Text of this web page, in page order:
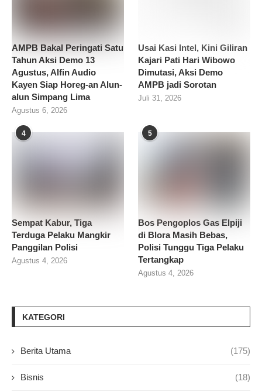
AMPB Bakal Peringati Satu
Tahun Aksi Demo 13
Agustus, Alfin Audio
Kayen Siap Horeg-an Alun-
alun Simpang Lima
Agustus 6, 2026
Usai Kasi Intel, Kini Giliran
Kajari Pati Hari Wibowo
Dimutasi, Aksi Demo
AMPB jadi Sorotan
Juli 31, 2026
4
Sempat Kabur, Tiga
Terduga Pelaku Mangkir
Panggilan Polisi
Agustus 4, 2026
5
Bos Pengoplos Gas Elpiji
di Blora Masih Bebas,
Polisi Tunggu Tiga Pelaku
Tertangkap
Agustus 4, 2026
KATEGORI
Berita Utama (175)
Bisnis (18)